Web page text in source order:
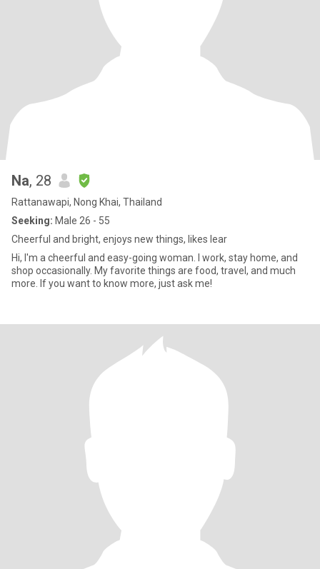
Na, 28
Rattanawapi, Nong Khai, Thailand
Seeking: Male 26 - 55
Cheerful and bright, enjoys new things, likes lear
Hi, I'm a cheerful and easy-going woman. I work, stay home, and
shop occasionally. My favorite things are food, travel, and much
more. If you want to know more, just ask me!